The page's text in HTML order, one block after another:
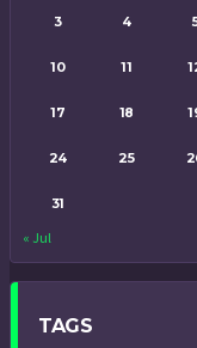
3 4
10 11
17 18
24 25
31
« Jul
TAGS